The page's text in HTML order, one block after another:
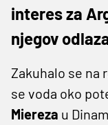
interes za
njegov
Zakuhalo se na
se voda oko
Miereza u